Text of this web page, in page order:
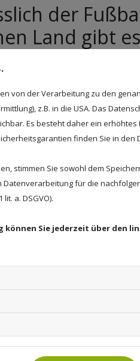
der
Land gibt
bis zum
EM einenNachlass von 2%!
von der Verarbeitung zu den
z.B. in die USA. Das
Es besteht daher ein
finden Sie in den
stimmen Sie sowohl dem
Datenverarbeitung für die
a. DSGVO).
können Sie jederzeit über den